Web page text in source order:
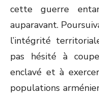
cette guerre
auparavant.
l’intégrité
pas hésité à
enclavé et à
populations